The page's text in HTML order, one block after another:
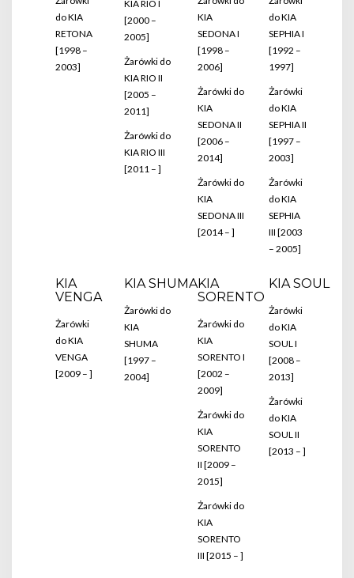
do KIA
RETONA
[1998 –
2003]
KIA RIO I
[2000 –
2005]
Żarówki do
KIA RIO II
[2005 –
2011]
Żarówki do
KIA RIO III
[2011 – ]
KIA
SEDONA I
[1998 –
2006]
Żarówki do
KIA
SEDONA II
[2006 –
2014]
Żarówki do
KIA
SEDONA III
[2014 – ]
do KIA
SEPHIA I
[1992 –
1997]
Żarówki
do KIA
SEPHIA II
[1997 –
2003]
Żarówki
do KIA
SEPHIA
III [2003
– 2005]
KIA
VENGA
Żarówki
do KIA
VENGA
[2009 – ]
KIA SHUMA
Żarówki do
KIA
SHUMA
[1997 –
2004]
KIA
SORENTO
Żarówki do
KIA
SORENTO I
[2002 –
2009]
Żarówki do
KIA
SORENTO
II [2009 –
2015]
Żarówki do
KIA
SORENTO
III [2015 – ]
KIA SOUL
Żarówki
do KIA
SOUL I
[2008 –
2013]
Żarówki
do KIA
SOUL II
[2013 – ]